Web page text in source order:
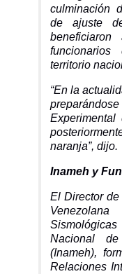
culminación
de ajuste
territorio
“En la
naranja”, dijo.
Inameh y
El Director
Nacional
(Inameh),
Relaciones